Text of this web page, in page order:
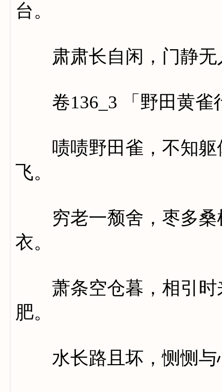
台。
肃肃长自闲，门静无
卷136_3 「野田黄雀
啧啧野田雀，不知躯
飞。
穷老一颓舍，枣多桑
衣。
萧条空仓暮，相引时
肥。
水长路且坏，恻恻与